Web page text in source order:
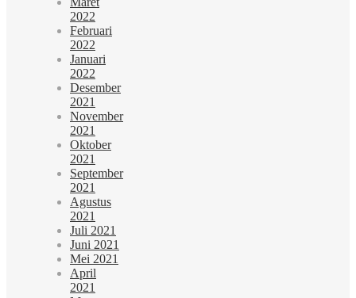
2022
Februari
2022
Januari
2022
Desember
2021
November
2021
Oktober
2021
September
2021
Agustus
2021
Juli 2021
Juni 2021
Mei 2021
April
2021